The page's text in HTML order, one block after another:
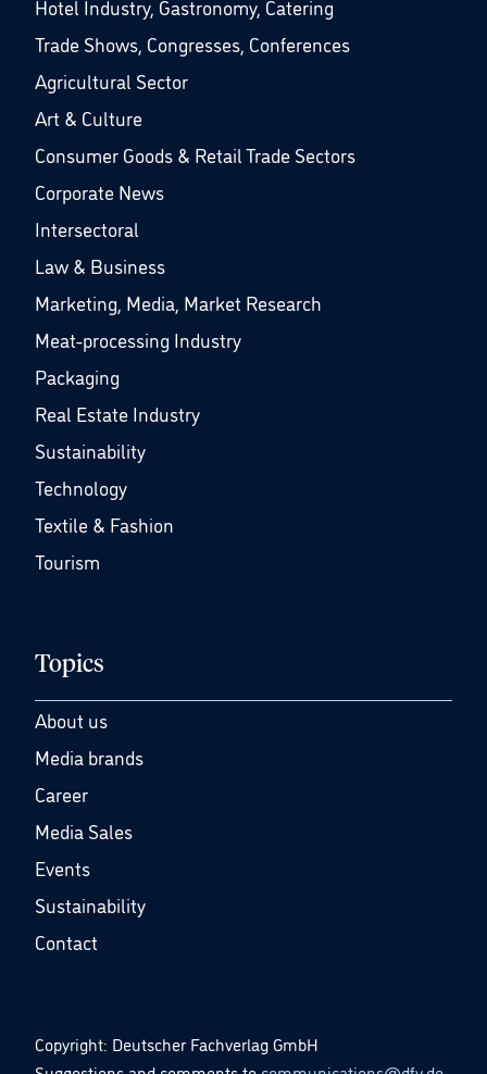
Hotel Industry, Gastronomy, Catering
Trade Shows, Congresses, Conferences
Agricultural Sector
Art & Culture
Consumer Goods & Retail Trade Sectors
Corporate News
Intersectoral
Law & Business
Marketing, Media, Market Research
Meat-processing Industry
Packaging
Real Estate Industry
Sustainability
Technology
Textile & Fashion
Tourism
Topics
About us
Media brands
Career
Media Sales
Events
Sustainability
Contact
Copyright: Deutscher Fachverlag GmbH